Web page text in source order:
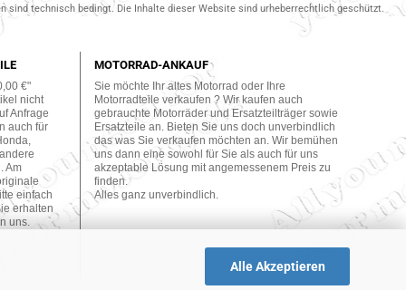
Alle Akzeptieren
sind technisch bedingt. Die Inhalte dieser Website sind urheberrechtlich geschützt.
€"
nicht
Anfrage
auch für
Am
einfach
erhalten
uns.
MOTORRAD-ANKAUF
Sie möchte Ihr altes Motorrad oder Ihre
Motorradteile verkaufen ? Wir kaufen auch
gebrauchte Motorräder und Ersatzteilträger sowie
Ersatzteile an. Bieten Sie uns doch unverbindlich
das was Sie verkaufen möchten an. Wir bemühen
uns dann eine sowohl für Sie als auch für uns
akzeptable Lösung mit angemessenem Preis zu
finden.
Alles ganz unverbindlich.